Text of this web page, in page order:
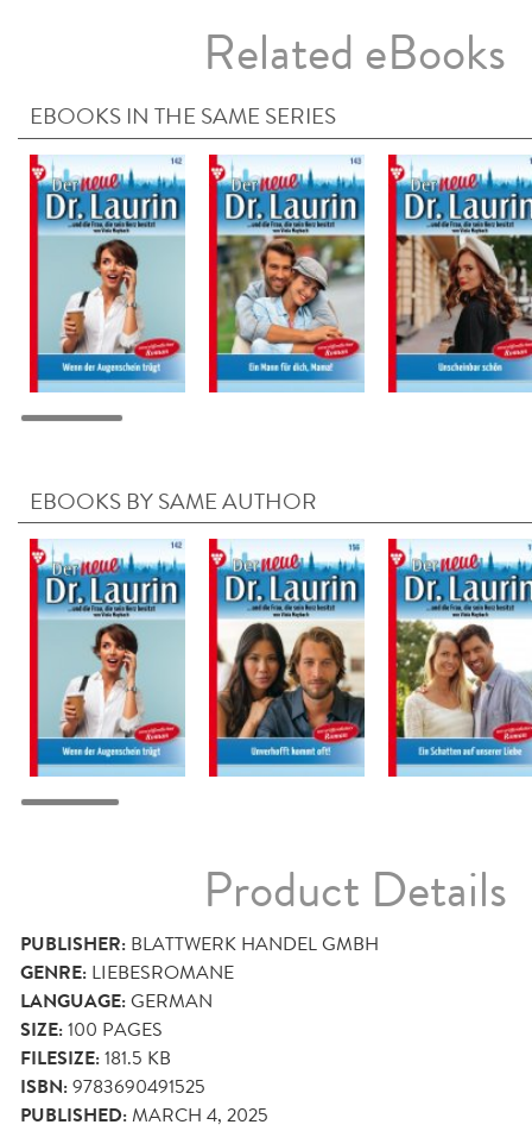
Related eBooks
EBOOKS IN THE SAME SERIES
EBOOKS BY SAME AUTHOR
Product Details
PUBLISHER: BLATTWERK HANDEL GMBH
GENRE: LIEBESROMANE
LANGUAGE:GERMAN
SIZE:100 PAGES
FILESIZE:181.5 KB
ISBN:9783690491525
PUBLISHED:MARCH 4, 2025